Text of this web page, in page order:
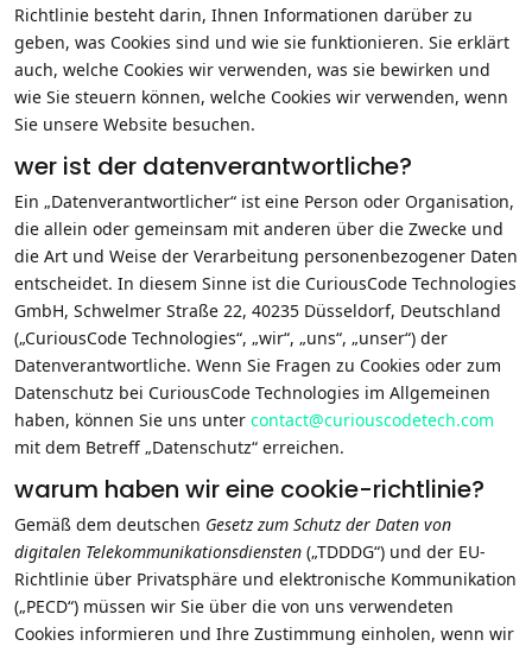
Richtlinie besteht darin, Ihnen Informationen darüber zu
geben, was Cookies sind und wie sie funktionieren. Sie erklärt
auch, welche Cookies wir verwenden, was sie bewirken und
wie Sie steuern können, welche Cookies wir verwenden, wenn
Sie unsere Website besuchen.
wer ist der datenverantwortliche?
Ein „Datenverantwortlicher“ ist eine Person oder Organisation,
die allein oder gemeinsam mit anderen über die Zwecke und
die Art und Weise der Verarbeitung personenbezogener Daten
entscheidet. In diesem Sinne ist die CuriousCode Technologies
GmbH, Schwelmer Straße 22, 40235 Düsseldorf, Deutschland
(„CuriousCode Technologies“, „wir“, „uns“, „unser“) der
Datenverantwortliche. Wenn Sie Fragen zu Cookies oder zum
Datenschutz bei CuriousCode Technologies im Allgemeinen
haben, können Sie uns unter contact@curiouscodetech.com
mit dem Betreff „Datenschutz“ erreichen.
warum haben wir eine cookie-richtlinie?
Gemäß dem deutschen Gesetz zum Schutz der Daten von
digitalen Telekommunikationsdiensten („TDDDG“) und der EU-
Richtlinie über Privatsphäre und elektronische Kommunikation
(„PECD“) müssen wir Sie über die von uns verwendeten
Cookies informieren und Ihre Zustimmung einholen, wenn wir